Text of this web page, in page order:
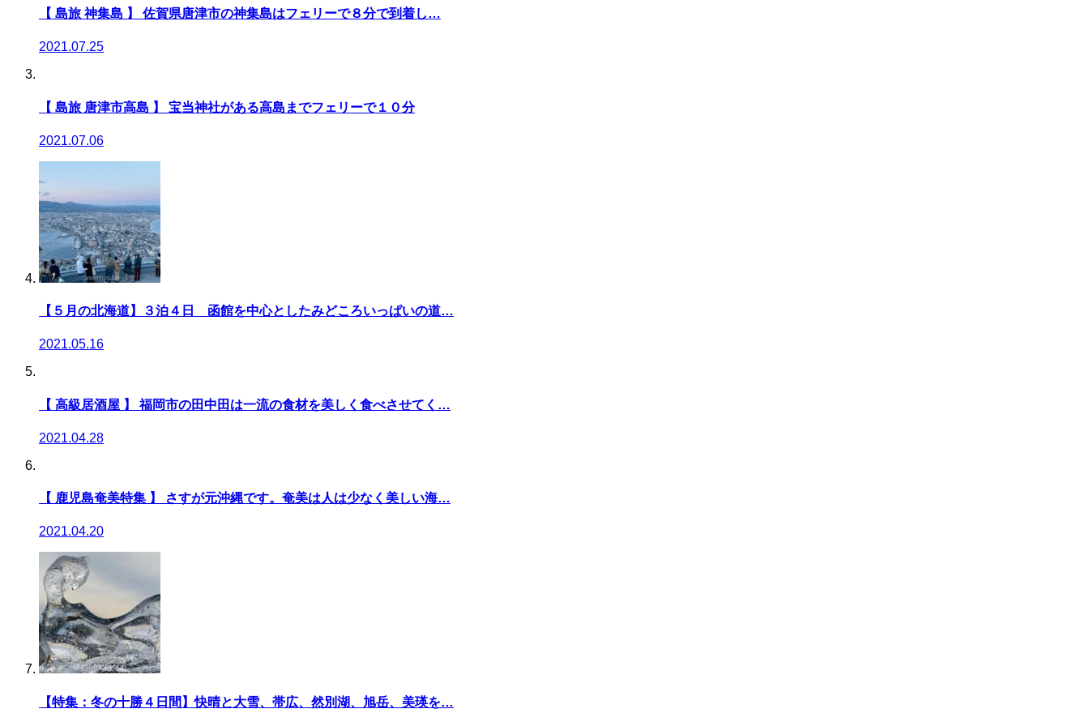
【 島旅 神集島 】 佐賀県唐津市の神集島はフェリーで８分で到着し…
2021.07.25
【 島旅 唐津市高島 】 宝当神社がある高島までフェリーで１０分
2021.07.06
【５月の北海道】３泊４日 函館を中心としたみどころいっぱいの道…
2021.05.16
【 高級居酒屋 】 福岡市の田中田は一流の食材を美しく食べさせてく…
2021.04.28
【 鹿児島奄美特集 】 さすが元沖縄です。奄美は人は少なく美しい海…
2021.04.20
【特集：冬の十勝４日間】快晴と大雪、帯広、然別湖、旭岳、美瑛を…